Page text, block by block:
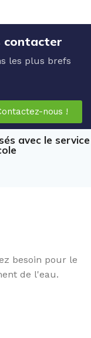
contacter
les plus brefs
nous !
avec le service
besoin pour le
de l'eau.